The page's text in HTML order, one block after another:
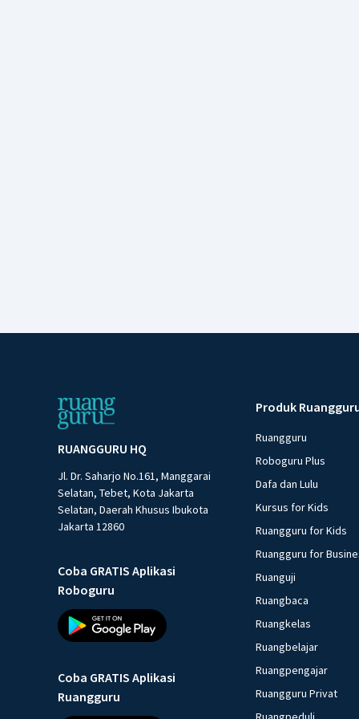
RUANGGURU HQ
Jl. Dr. Saharjo No.161, Manggarai
Selatan, Tebet, Kota Jakarta
Selatan, Daerah Khusus Ibukota
Jakarta 12860
Coba GRATIS Aplikasi
Roboguru
Coba GRATIS Aplikasi
Ruangguru
Produk
Ruangguru
Roboguru Plus
Dafa dan Lulu
Kursus for Kids
Ruangguru for Kids
Ruangguru for
Ruanguji
Ruangbaca
Ruangkelas
Ruangbelajar
Ruangpengajar
Ruangguru Privat